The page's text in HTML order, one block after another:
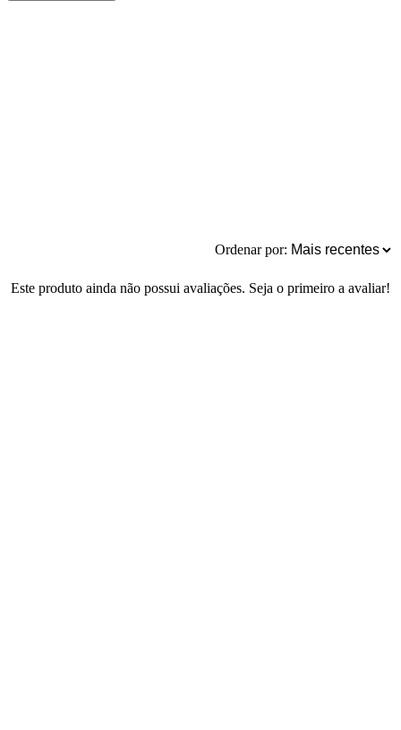
Ordenar por:
Este produto ainda não possui avaliações. Seja o primeiro a avaliar!